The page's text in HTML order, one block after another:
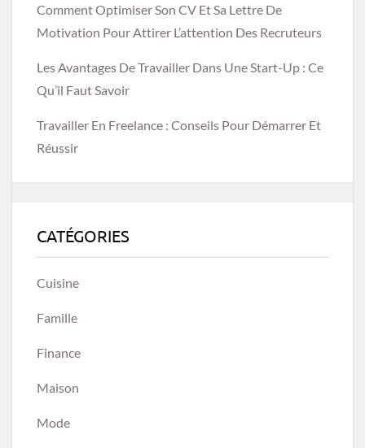
Comment Optimiser Son CV Et Sa Lettre De
Motivation Pour Attirer L’attention Des Recruteurs
Les Avantages De Travailler Dans Une Start-Up : Ce
Qu’il Faut Savoir
Travailler En Freelance : Conseils Pour Démarrer Et
Réussir
CATÉGORIES
Cuisine
Famille
Finance
Maison
Mode